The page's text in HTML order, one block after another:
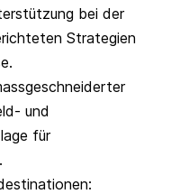
bei der
Strategien
und
für